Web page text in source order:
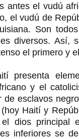
antes el vudú
el vudú de
Son
diversos. Así,
el primero y
presenta
y el
de esclavos
Haití y
dios principal
inferiores se